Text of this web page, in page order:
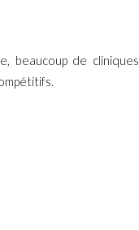
beaucoup de cliniques